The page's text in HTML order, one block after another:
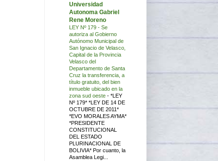
Universidad
Autonoma Gabriel
Rene Moreno
LEY Nº 179 - Se
autoriza al Gobierno
Autónomo Municipal de
San Ignacio de Velasco,
Capital de la Provincia
Velasco del
Departamento de Santa
Cruz la transferencia, a
título gratuito, del bien
inmueble ubicado en la
zona sud oeste - *LEY
Nº 179* *LEY DE 14 DE
OCTUBRE DE 2011*
*EVO MORALES AYMA*
*PRESIDENTE
CONSTITUCIONAL
DEL ESTADO
PLURINACIONAL DE
BOLIVIA* Por cuanto, la
Asamblea Legi...